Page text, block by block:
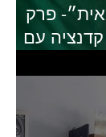
פרק
קדנציה עם
ריבנאי